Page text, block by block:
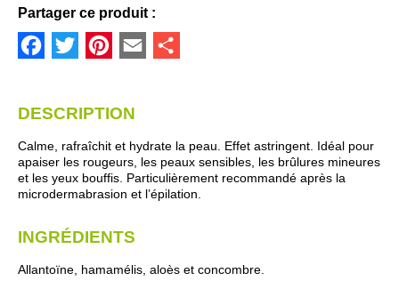
rafraîchissant
Partager ce produit :
Facebook
Twitter Pinterest
Email
DESCRIPTION
Calme, rafraîchit et hydrate la peau. Effet astringent. Idéal pour
apaiser les rougeurs, les peaux sensibles, les brûlures mineures
et les yeux bouffis. Particulièrement recommandé après la
microdermabrasion et l’épilation.
INGRÉDIENTS
Allantoïne, hamamélis, aloès et concombre.